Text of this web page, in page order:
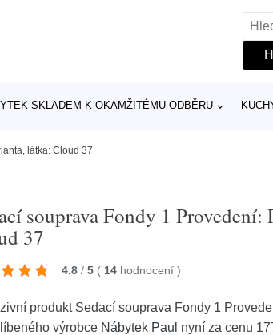
SKLADEM K OKAMŽITÉMU ODBĚRU
látka: Cloud 37
souprava Fondy 1 Provedení:
37
4.8 / 5 ( 14 hodnocení)
produkt Sedací souprava Fondy 1
výrobce Nábytek Paul nyní za cenu